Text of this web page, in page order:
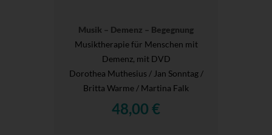
Musik – Demenz – Begegnung
Musiktherapie für Menschen mit
Demenz, mit DVD
Dorothea Muthesius / Jan Sonntag /
Britta Warme / Martina Falk
48,00 €